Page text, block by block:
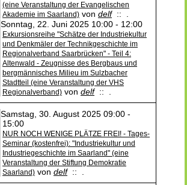
(eine Veranstaltung der Evangelischen
Akademie im Saarland) von delf:: .
Sonntag, 22. Juni 2025 10:00 - 12:00
Exkursionsreihe "Schätze der Industriekultur
und Denkmäler der Technikgeschichte im
Regionalverband Saarbrücken" - Teil 4:
Altenwald - Zeugnisse des Bergbaus und
bergmännisches Milieu im Sulzbacher
Stadtteil (eine Veranstaltung der VHS
Regionalverband) von delf:: .
Samstag, 30. August 2025 09:00 -
15:00
NUR NOCH WENIGE PLÄTZE FREI! - Tages-
Seminar (kostenfrei): "Industriekultur und
Industriegeschichte im Saarland" (eine
Veranstaltung der Stiftung Demokratie
Saarland) von delf:: .